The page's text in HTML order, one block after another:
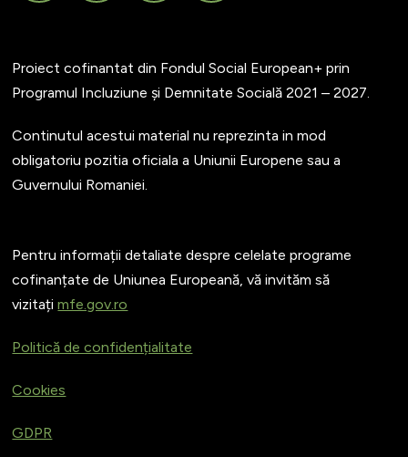
Proiect cofinantat din Fondul Social European+ prin
Programul Incluziune și Demnitate Socială 2021 – 2027.
Continutul acestui material nu reprezinta in mod
obligatoriu pozitia oficiala a Uniunii Europene sau a
Guvernului Romaniei.
Pentru informații detaliate despre celelate programe
cofinanțate de Uniunea Europeană, vă invităm să
vizitațimfe.gov.ro
Politică de confidențialitate
Cookies
GDPR